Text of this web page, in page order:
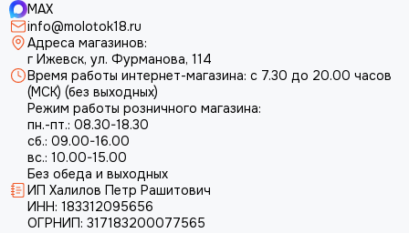
MAX
info@molotok18.ru
Адреса магазинов:
г Ижевск, ул. Фурманова, 114
Время работы интернет-магазина: с 7.30 до 20.00 часов
(МСК) (без выходных)
Режим работы розничного магазина:
пн.-пт.: 08.30-18.30
сб.: 09.00-16.00
вс.: 10.00-15.00
Без обеда и выходных
ИП Халилов Петр Рашитович
ИНН: 183312095656
ОГРНИП: 317183200077565